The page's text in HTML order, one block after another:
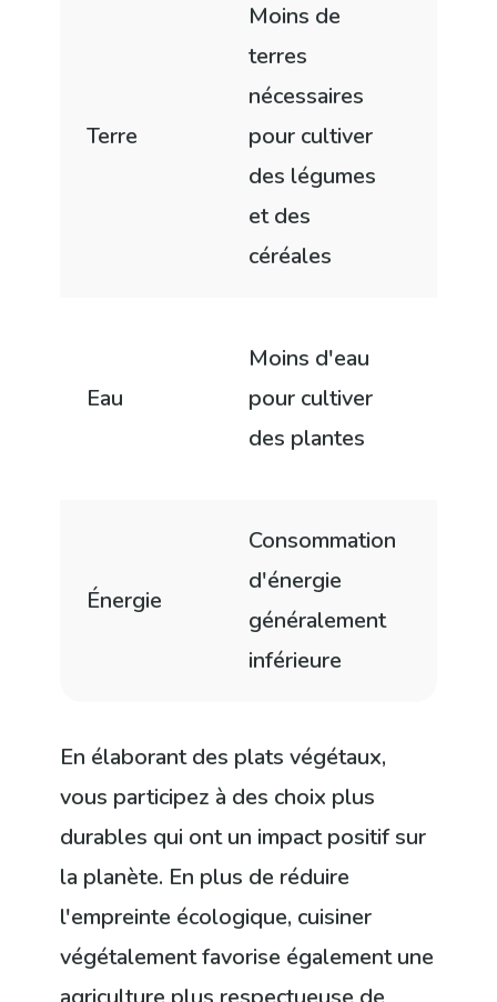
Terre
Moins de
terres
nécessaires
pour cultiver
des légumes
et des
céréales
Eau
Moins d'eau
pour cultiver
des plantes
Énergie
Consommation
d'énergie
généralement
inférieure
En élaborant des plats végétaux,
vous participez à des choix plus
durables qui ont un impact positif sur
la planète. En plus de réduire
l'empreinte écologique, cuisiner
végétalement favorise également une